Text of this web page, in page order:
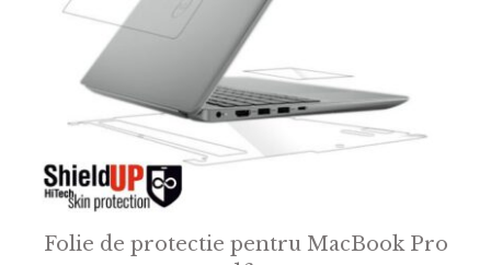
Folie de protectie pentru MacBook Pro